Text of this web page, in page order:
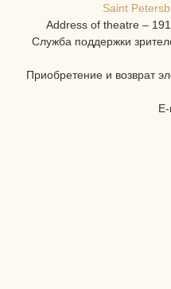
Saint
Address of theatre –
Служба поддержки
Приобретение и возврат